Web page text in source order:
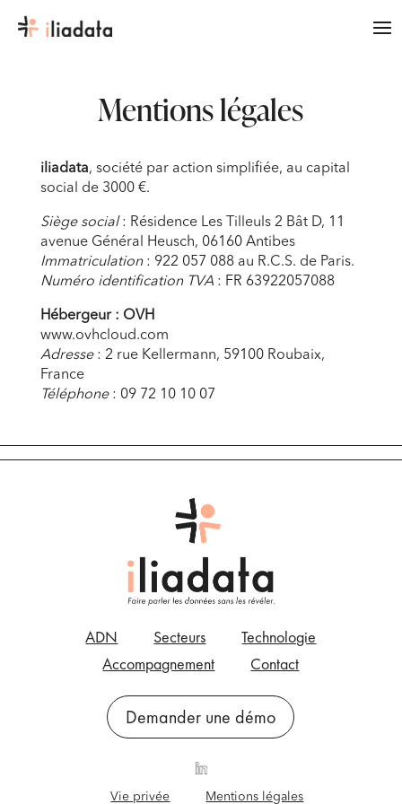
Mentions légales
iliadata, société par action simplifiée, au capital
social de 3000 €.
Siège social: Résidence Les Tilleuls 2 Bât D, 11
avenue Général Heusch, 06160 Antibes
Immatriculation: 922 057 088 au R.C.S. de Paris.
Numéro identification TVA: FR 63922057088
Hébergeur : OVH
www.ovhcloud.com
Adresse: 2 rue Kellermann, 59100 Roubaix,
France
Téléphone: 09 72 10 10 07
ADN Secteurs
Technologie
Accompagnement
Contact
Demander une démo
Vie privée Mentions légales